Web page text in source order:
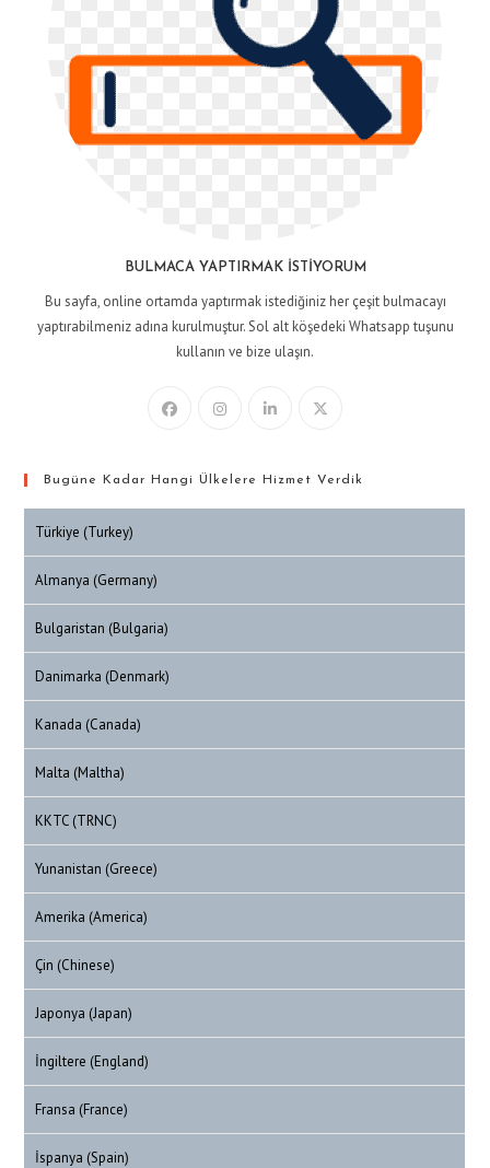
BULMACA YAPTIRMAK İSTIYORUM
Bu sayfa, online ortamda yaptırmak istediğiniz her çeşit bulmacayı
yaptırabilmeniz adına kurulmuştur. Sol alt köşedeki Whatsapp tuşunu
kullanın ve bize ulaşın.
Bugüne Kadar Hangi Ülkelere Hizmet Verdik
Türkiye (Turkey)
Almanya (Germany)
Bulgaristan (Bulgaria)
Danimarka (Denmark)
Kanada (Canada)
Malta (Maltha)
KKTC (TRNC)
Yunanistan (Greece)
Amerika (America)
Çin (Chinese)
Japonya (Japan)
İngiltere (England)
Fransa (France)
İspanya (Spain)